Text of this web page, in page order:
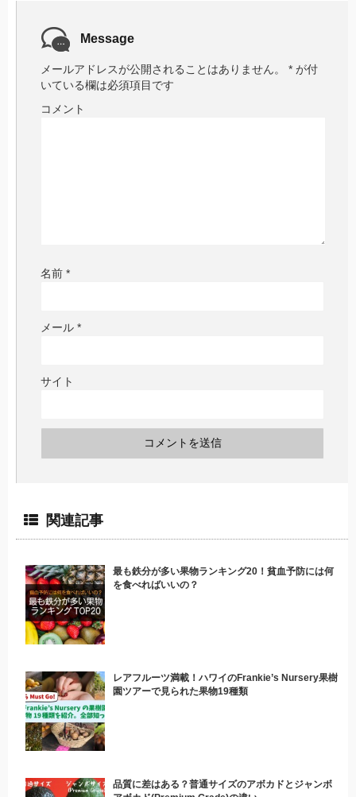
Message
メールアドレスが公開されることはありません。 * が付
いている欄は必須項目です
コメント
名前 *
メール *
サイト
関連記事
最も鉄分が多い果物ランキング20！貧血予防には何
を食べればいいの？
レアフルーツ満載！ハワイのFrankie’s Nursery果樹
園ツアーで見られた果物19種類
品質に差はある？普通サイズのアボカドとジャンボ